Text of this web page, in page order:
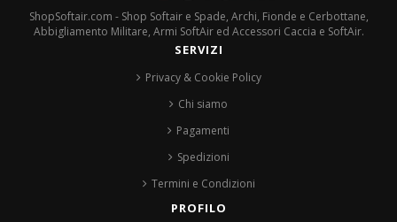
ShopSoftair.com - Shop Softair e Spade, Archi, Fionde e Cerbottane,
Abbigliamento Militare, Armi SoftAir ed Accessori Caccia e SoftAir.
SERVIZI
Privacy & Cookie Policy
Chi siamo
Pagamenti
Spedizioni
Termini e Condizioni
PROFILO